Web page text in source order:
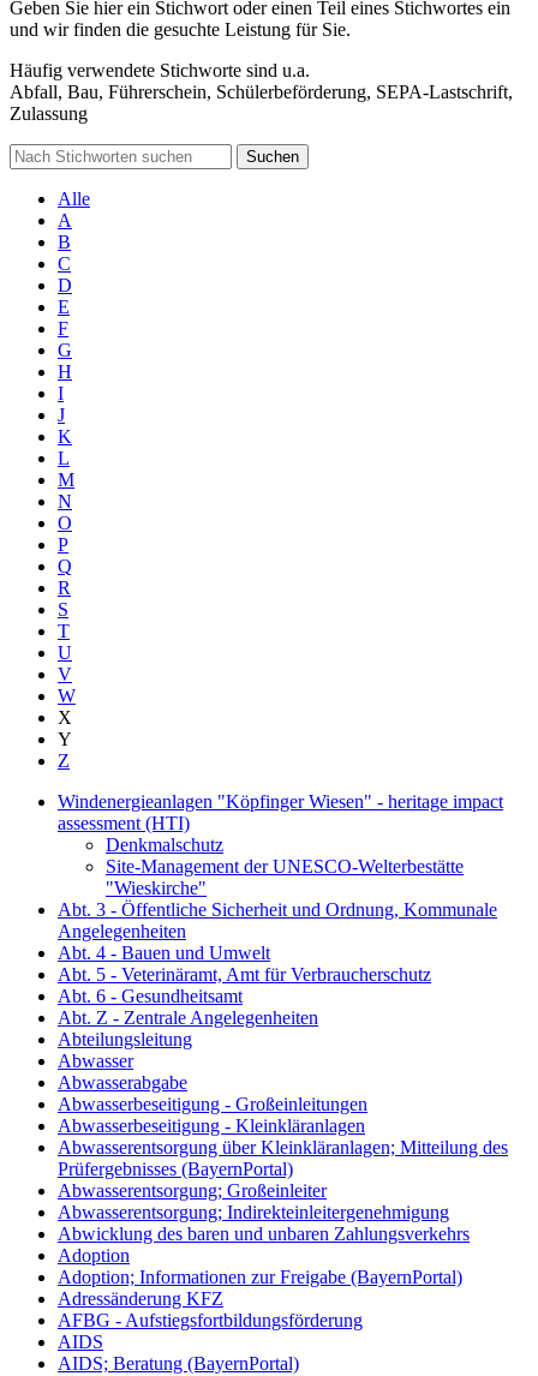
Geben Sie hier ein Stichwort oder einen Teil eines Stichwortes ein
und wir finden die gesuchte Leistung für Sie.
Häufig verwendete Stichworte sind u.a.
Abfall, Bau, Führerschein, Schülerbeförderung, SEPA-Lastschrift,
Zulassung
Suchen
Alle
A
B
C
D
E
F
G
H
I
J
K
L
M
N
O
P
Q
R
S
T
U
V
W
X
Y
Z
Windenergieanlagen "Köpfinger Wiesen" - heritage impact
assessment (HTI)
Denkmalschutz
Site-Management der UNESCO-Welterbestätte
"Wieskirche"
Abt. 3 - Öffentliche Sicherheit und Ordnung, Kommunale
Angelegenheiten
Abt. 4 - Bauen und Umwelt
Abt. 5 - Veterinäramt, Amt für Verbraucherschutz
Abt. 6 - Gesundheitsamt
Abt. Z - Zentrale Angelegenheiten
Abteilungsleitung
Abwasser
Abwasserabgabe
Abwasserbeseitigung - Großeinleitungen
Abwasserbeseitigung - Kleinkläranlagen
Abwasserentsorgung über Kleinkläranlagen; Mitteilung des
Prüfergebnisses (BayernPortal)
Abwasserentsorgung; Großeinleiter
Abwasserentsorgung; Indirekteinleitergenehmigung
Abwicklung des baren und unbaren Zahlungsverkehrs
Adoption
Adoption; Informationen zur Freigabe (BayernPortal)
Adressänderung KFZ
AFBG - Aufstiegsfortbildungsförderung
AIDS
AIDS; Beratung (BayernPortal)